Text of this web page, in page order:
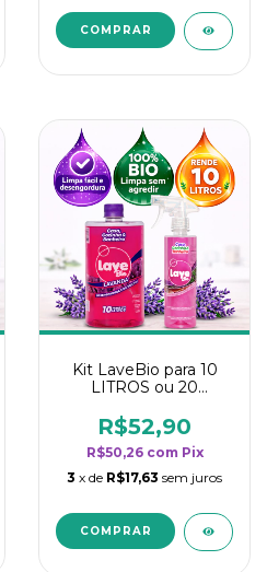
Kit LaveBio para 10
LITROS ou 20
rendimento da
categoria - Lavanda
R$52,90
R$50,26 com Pix
3 x de R$17,63 sem juros